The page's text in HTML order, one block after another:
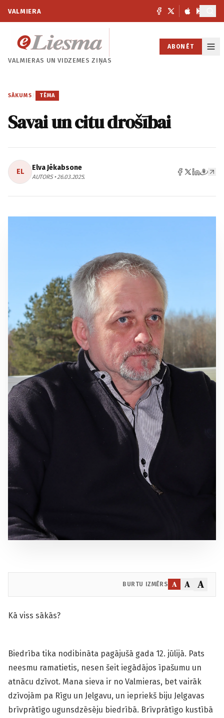
VALMIERA
VALMIERAS UNVIDZEMES ZIŅAS
ABONĒT
SĀKUMS / TĒMA
Savai un citu drošībai
EL Elva Jēkabsone
AUTORS • 26.03.2025.
BURTU IZMĒRS A A A
Kā viss sākās?
Biedrība tika nodibināta pagājušā gada 12. jūlijā. Pats
neesmu ramatietis, nesen šeit iegādājos īpašumu un
atnācu dzīvot. Mana sieva ir no Valmieras, bet vairāk
dzīvojām pa Rīgu un Jelgavu, un iepriekš biju Jelgavas
brīvprātīgo ugunsdzēsēju biedrībā. Brīvprātīgo kustībā